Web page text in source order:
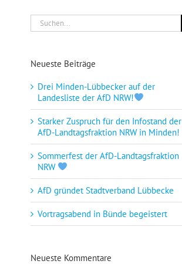
Suche
nach:
Neueste Beiträge
Drei Minden-Lübbecker auf der
Landesliste der AfD NRW!
Starker Zuspruch für den Infostand der
AfD-Landtagsfraktion NRW in Minden!
Sommerfest der AfD-Landtagsfraktion
NRW
AfD gründet Stadtverband Lübbecke
Vortragsabend in Bünde begeistert
Neueste Kommentare